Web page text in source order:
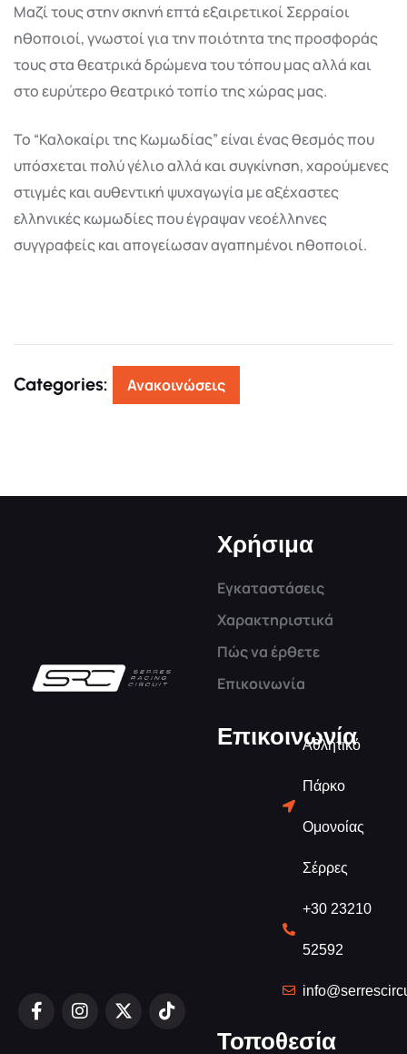
Μαζί τους στην σκηνή επτά εξαιρετικοί Σερραίοι
ηθοποιοί, γνωστοί για την ποιότητα της προσφοράς
τους στα θεατρικά δρώμενα του τόπου μας αλλά και
στο ευρύτερο θεατρικό τοπίο της χώρας μας.
Το “Καλοκαίρι της Κωμωδίας” είναι ένας θεσμός που
υπόσχεται πολύ γέλιο αλλά και συγκίνηση, χαρούμενες
στιγμές και αυθεντική ψυχαγωγία με αξέχαστες
ελληνικές κωμωδίες που έγραψαν νεοέλληνες
συγγραφείς και απογείωσαν αγαπημένοι ηθοποιοί.
Categories: Ανακοινώσεις
Χρήσιμα
Εγκαταστάσεις
Χαρακτηριστικά
Πώς να έρθετε
Επικοινωνία
Επικοινωνία
Αθλητικό
Πάρκο
Ομονοίας
Σέρρες
+30 23210
52592
Τοποθεσία